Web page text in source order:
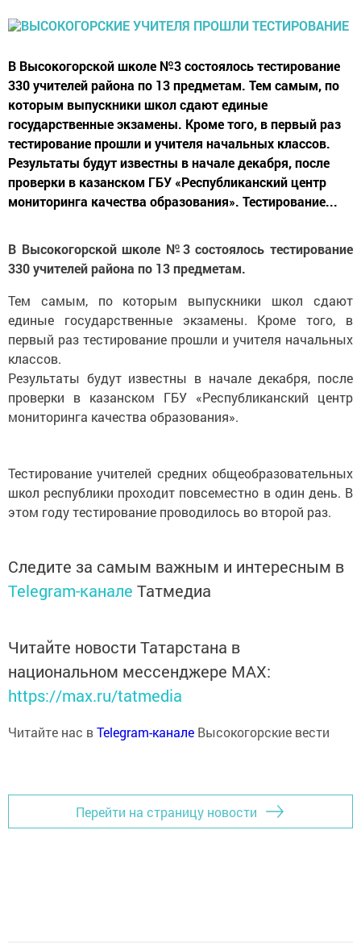
В Высокогорской школе №3 состоялось тестирование
330 учителей района по 13 предметам. Тем самым, по
которым выпускники школ сдают единые
государственные экзамены. Кроме того, в первый раз
тестирование прошли и учителя начальных классов.
Результаты будут известны в начале декабря, после
проверки в казанском ГБУ «Республиканский центр
мониторинга качества образования». Тестирование...
В Высокогорской школе №3 состоялось тестирование
330 учителей района по 13 предметам.
Тем самым, по которым выпускники школ сдают
единые государственные экзамены. Кроме того, в
первый раз тестирование прошли и учителя начальных
классов.
Результаты будут известны в начале декабря, после
проверки в казанском ГБУ «Республиканский центр
мониторинга качества образования».
Тестирование учителей средних общеобразовательных
школ республики проходит повсеместно в один день. В
этом году тестирование проводилось во второй раз.
Следите за самым важным и интересным в
Telegram-канале Татмедиа
Читайте новости Татарстана в
национальном мессенджере MАХ:
https://max.ru/tatmedia
Читайте нас вTelegram-канале Высокогорские вести
Перейти на страницу новости